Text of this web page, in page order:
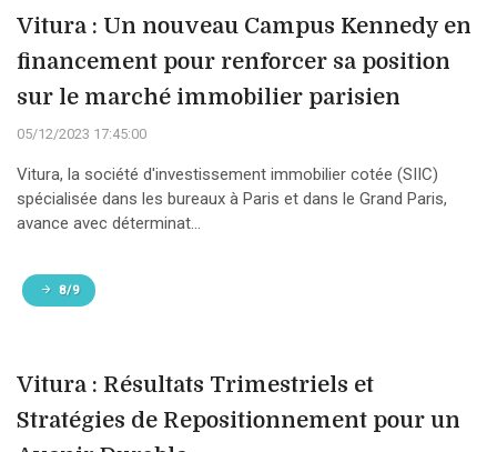
Vitura : Un nouveau Campus Kennedy en
financement pour renforcer sa position
sur le marché immobilier parisien
05/12/2023 17:45:00
Vitura, la société d'investissement immobilier cotée (SIIC)
spécialisée dans les bureaux à Paris et dans le Grand Paris,
avance avec déterminat...
8/9
Vitura : Résultats Trimestriels et
Stratégies de Repositionnement pour un